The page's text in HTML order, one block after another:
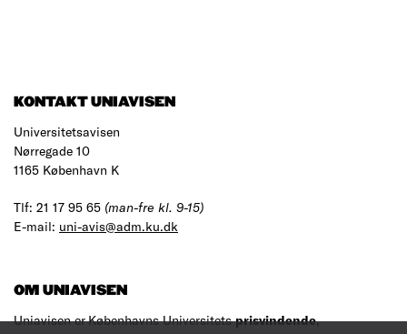
KONTAKT UNIAVISEN
Universitetsavisen
Nørregade 10
1165 København K
Tlf: 21 17 95 65 (man-fre kl. 9-15)
E-mail: uni-avis@adm.ku.dk
OM UNIAVISEN
Uniavisen er Københavns Universitetsprisvindende,